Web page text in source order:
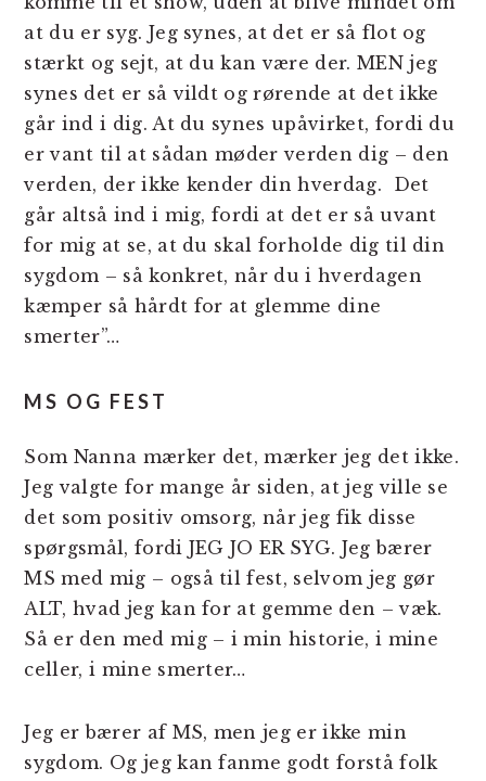
at du er syg. Jeg synes, at det er så flot og
stærkt og sejt, at du kan være der. MEN jeg
synes det er så vildt og rørende at det ikke
går ind i dig. At du synes upåvirket, fordi du
er vant til at sådan møder verden dig – den
verden, der ikke kender din hverdag. Det
går altså ind i mig, fordi at det er så uvant
for mig at se, at du skal forholde dig til din
sygdom – så konkret, når du i hverdagen
kæmper så hårdt for at glemme dine
smerter”…
MS OG FEST
Som Nanna mærker det, mærker jeg det ikke.
Jeg valgte for mange år siden, at jeg ville se
det som positiv omsorg, når jeg fik disse
spørgsmål, fordi JEG JO ER SYG. Jeg bærer
MS med mig – også til fest, selvom jeg gør
ALT, hvad jeg kan for at gemme den – væk.
Så er den med mig – i min historie, i mine
celler, i mine smerter…
Jeg er bærer af MS, men jeg er ikke min
sygdom. Og jeg kan fanme godt forstå folk